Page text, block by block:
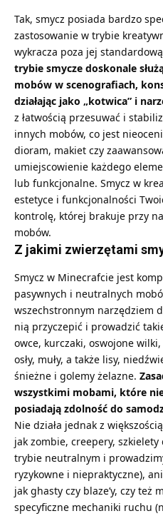
Tak, smycz posiada bardzo
zastosowanie w trybie
wykracza poza jej
trybie smycze doskonale
mobów w scenografiach,
działając jako „kotwica” i
z łatwością przesuwać i
innych mobów, co jest
dioram, makiet czy
umiejscowienie każdego
lub funkcjonalne. Smycz w
estetyce i funkcjonalności
kontrolę, której brakuje przy
mobów.
Z jakimi zwierzętami
Smycz w Minecrafcie jest
pasywnych i neutralnych
wszechstronnym narzędziem
nią przyczepić i prowadzić
owce, kurczaki, oswojone
osły, muły, a także lisy,
śnieżne i golemy żelazne.
wszystkimi mobami, które
posiadają zdolność do
Nie działa jednak z
jak zombie, creepery, szkielety
trybie neutralnym i
ryzykowne i niepraktyczne),
jak ghasty czy blaze’y, czy też
specyficzne mechaniki ruchu